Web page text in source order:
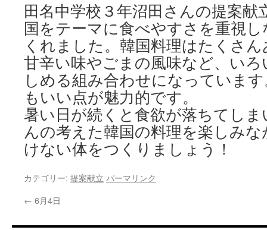
田名中学校３年沼田さんの提案献
国をテーマに食べやすさを重視
くれました。韓国料理はたくさ
甘辛い味やごまの風味など、い
しめる組み合わせになっていま
もいい点が魅力的です。
暑い日が続くと食欲が落ちてし
んの考えた韓国の料理を楽しみ
けない体をつくりましょう！
カテゴリー: 提案献立 パーマリンク
← 6月4日